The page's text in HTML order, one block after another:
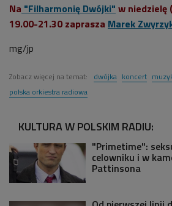
Na "Filharmonię Dwójki" w niedzielę
19.00-21.30 zaprasza Marek
mg/jp
Zobacz więcej na temat: dwójka koncert
polska orkiestra radiowa
KULTURA W POLSKIM RADIU:
"Primetime":
celowniku i w
Pattinsona